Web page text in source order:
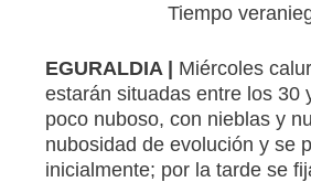
Tiempo
EGURALDIA | Miércoles
estarán situadas entre los 30
poco nuboso, con nieblas y
nubosidad de evolución y se
inicialmente; por la tarde se